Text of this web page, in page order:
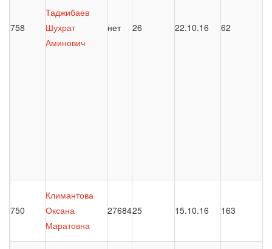
758
Таджибаев
Шухрат
Аминович
нет 26 22.10.16 62
750
Климантова
Оксана
Маратовна
2768425 15.10.16 163